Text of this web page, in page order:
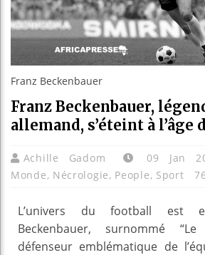
Franz Beckenbauer
Franz Beckenbauer,
allemand, s’éteint à l’âge
Achille Gadom 09 Jan
Monde, Nécrologie, People, Sport
L’univers du football est
Beckenbauer, surnommé
défenseur emblématique de